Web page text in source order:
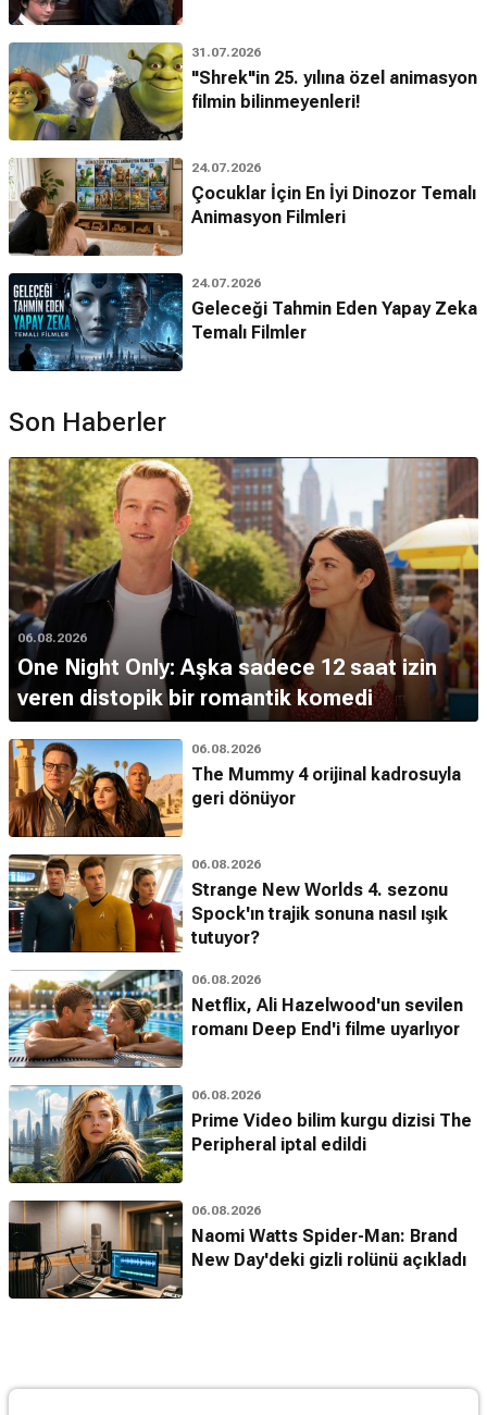
31.07.2026
"Shrek"in 25. yılına özel animasyon
filmin bilinmeyenleri!
24.07.2026
Çocuklar İçin En İyi Dinozor Temalı
Animasyon Filmleri
24.07.2026
Geleceği Tahmin Eden Yapay Zeka
Temalı Filmler
Son Haberler
06.08.2026
One Night Only: Aşka sadece 12 saat izin
veren distopik bir romantik komedi
06.08.2026
The Mummy 4 orijinal kadrosuyla
geri dönüyor
06.08.2026
Strange New Worlds 4. sezonu
Spock'ın trajik sonuna nasıl ışık
tutuyor?
06.08.2026
Netflix, Ali Hazelwood'un sevilen
romanı Deep End'i filme uyarlıyor
06.08.2026
Prime Video bilim kurgu dizisi The
Peripheral iptal edildi
06.08.2026
Naomi Watts Spider-Man: Brand
New Day'deki gizli rolünü açıkladı